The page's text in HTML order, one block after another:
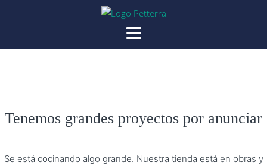
Tenemos grandes proyectos por anunciar
Se está cocinando algo grande. Nuestra tienda está en obras y